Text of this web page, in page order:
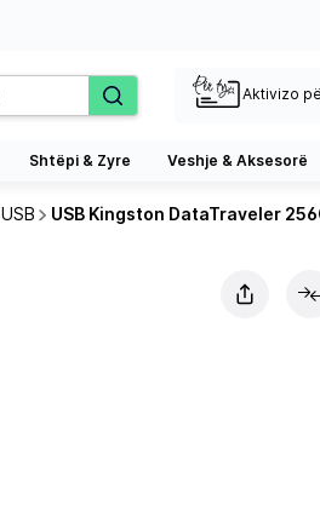
Aktivizo
Shtëpi & Zyre Veshje & Aksesorë
USB USB Kingston DataTraveler